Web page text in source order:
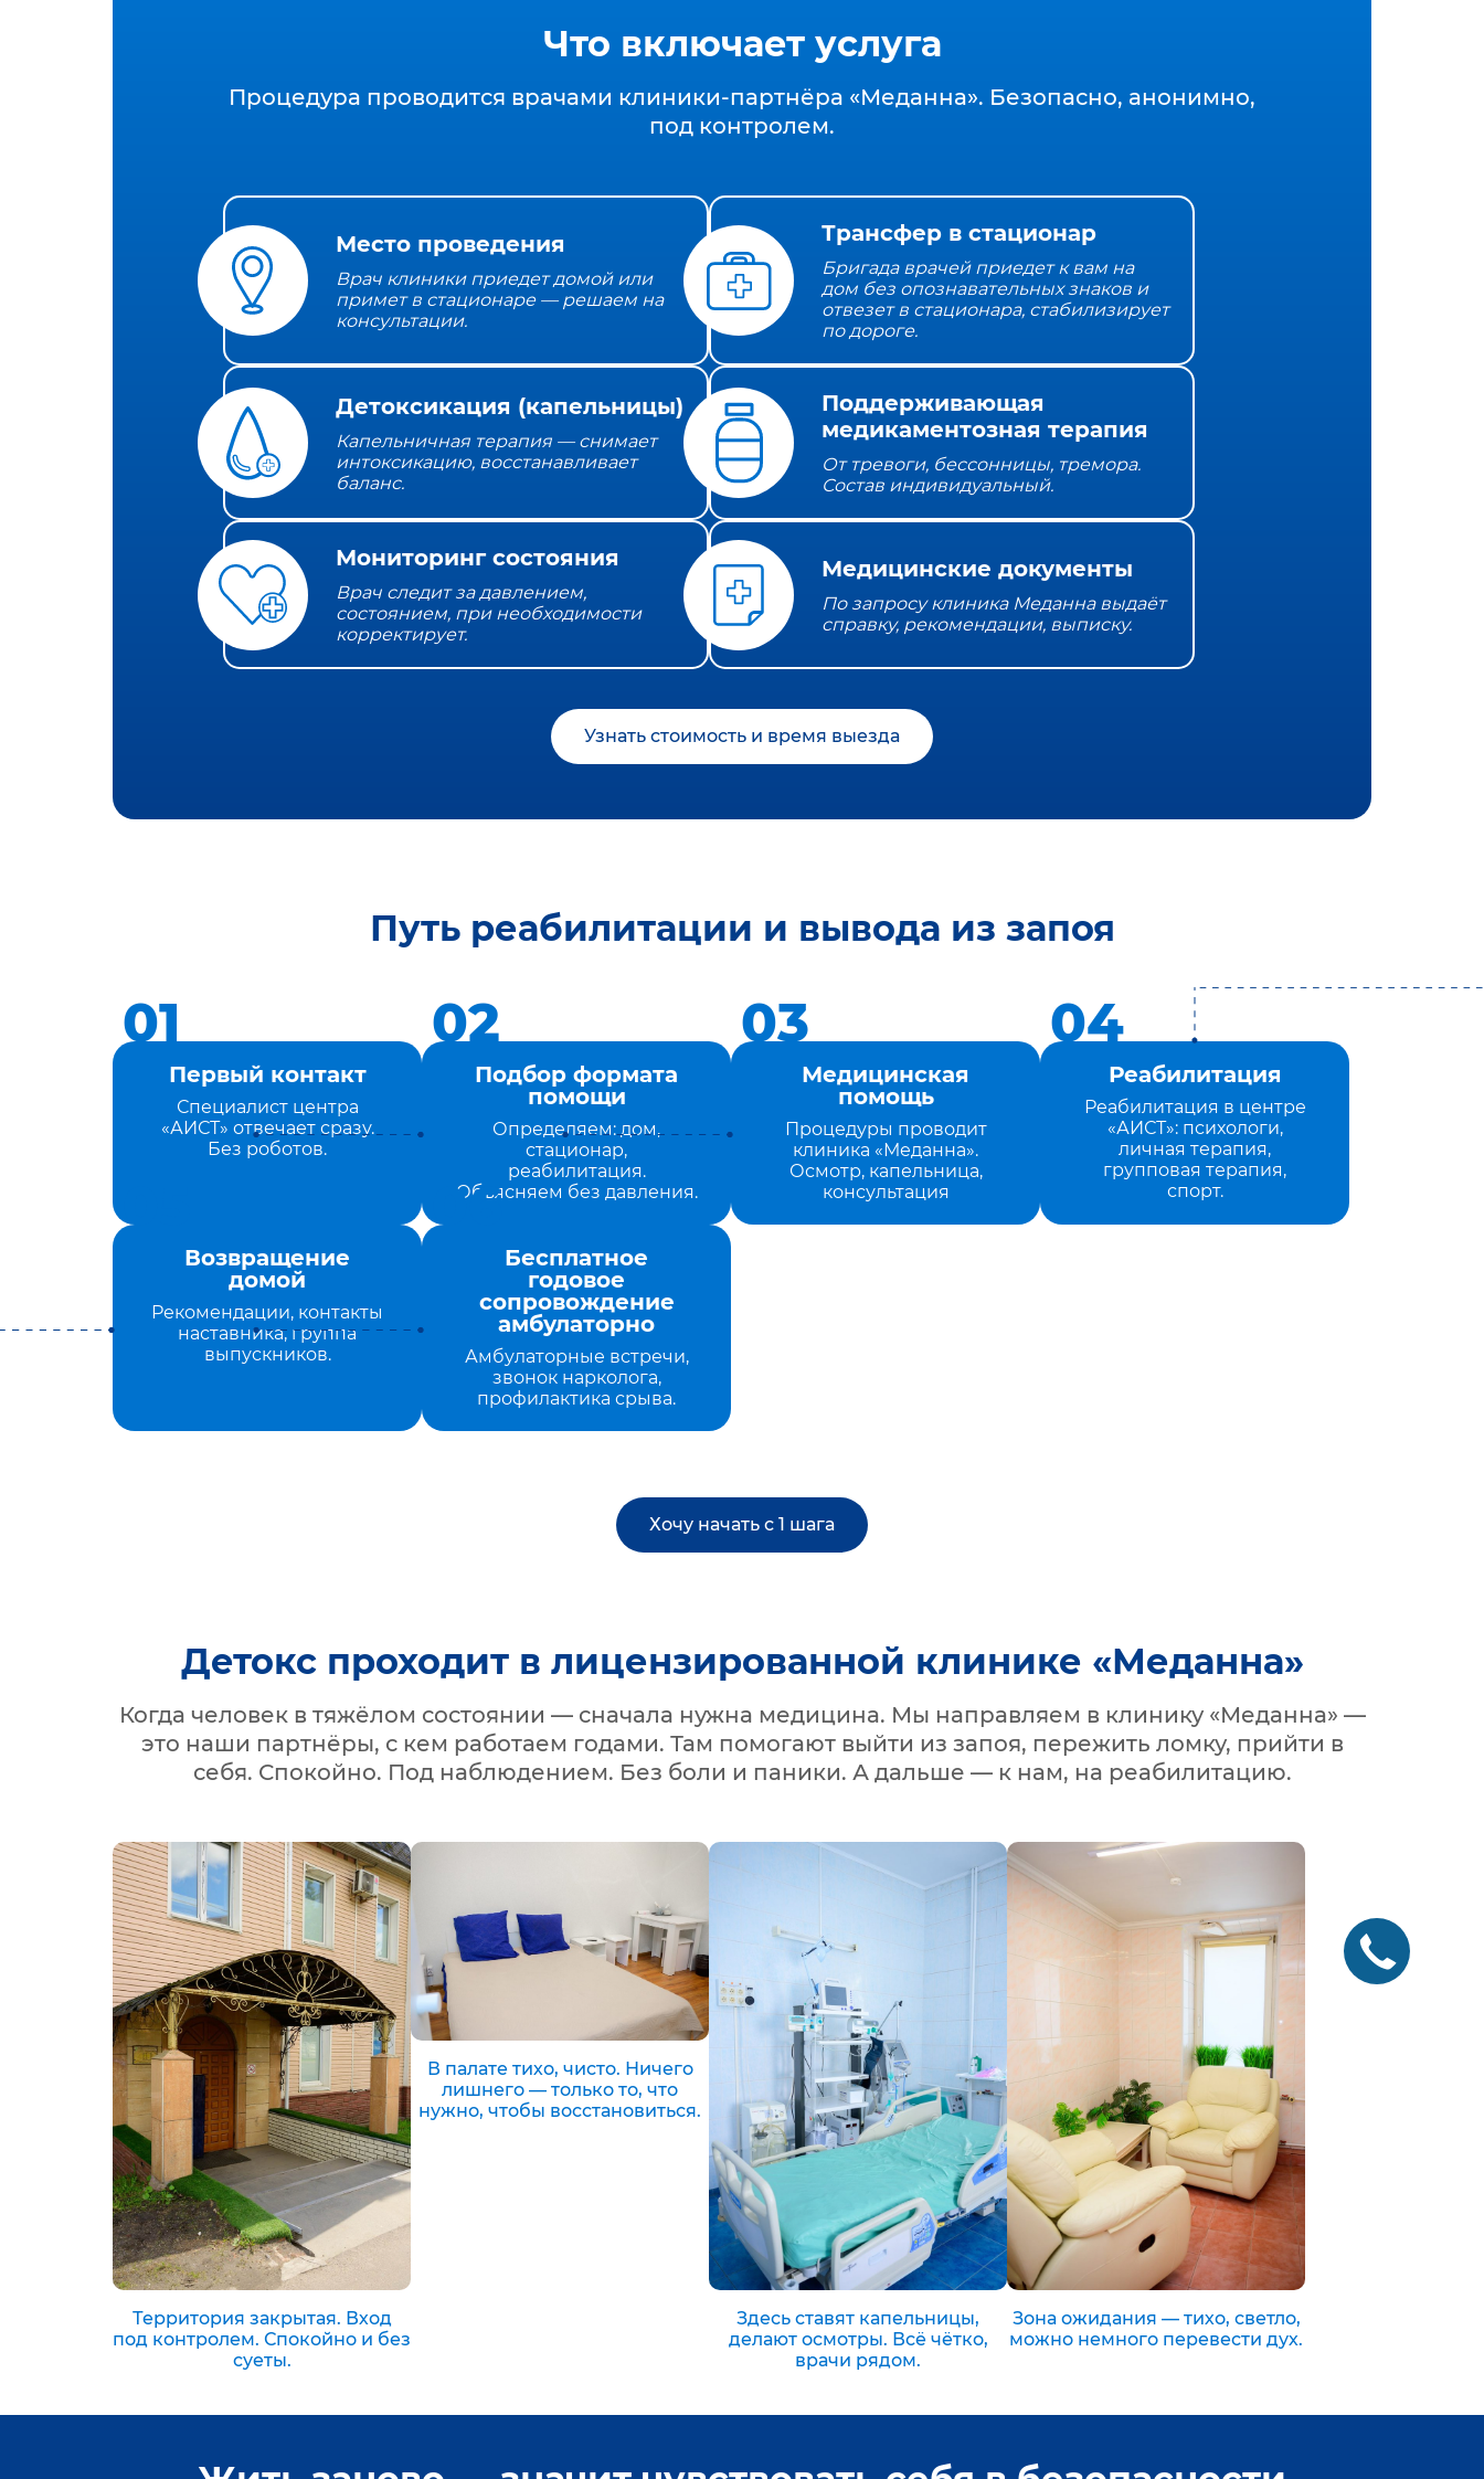
Что включает услуга
Процедура проводится врачами клиники‑партнёра «Меданна». Безопасно, анонимно,
под контролем.
Место проведения
Врач клиники приедет домой или
примет в стационаре — решаем на
консультации.
Трансфер в стационар
Бригада врачей приедет к вам на
дом без опознавательных знаков и
отвезет в стационара, стабилизирует
по дороге.
Детоксикация (капельницы)
Капельничная терапия — снимает
интоксикацию, восстанавливает
баланс.
Поддерживающая
медикаментозная терапия
От тревоги, бессонницы, тремора.
Состав индивидуальный.
Мониторинг состояния
Врач следит за давлением,
состоянием, при необходимости
корректирует.
Медицинские документы
По запросу клиника Меданна выдаёт
справку, рекомендации, выписку.
Узнать стоимость и время выезда
Путь реабилитации и вывода из запоя
Первый контакт
Специалист центра
«АИСТ» отвечает сразу.
Без роботов.
Подбор формата
помощи
Определяем: дом,
стационар,
реабилитация.
Объясняем без давления.
Медицинская
помощь
Процедуры проводит
клиника «Меданна».
Осмотр, капельница,
консультация
Реабилитация
Реабилитация в центре
«АИСТ»: психологи,
личная терапия,
групповая терапия,
спорт.
Возвращение
домой
Рекомендации, контакты
наставника, группа
выпускников.
Бесплатное
годовое
сопровождение
амбулаторно
Амбулаторные встречи,
звонок нарколога,
профилактика срыва.
Хочу начать с 1 шага
Детокс проходит в лицензированной клинике «Меданна»
Когда человек в тяжёлом состоянии — сначала нужна медицина. Мы направляем в клинику «Меданна» —
это наши партнёры, с кем работаем годами. Там помогают выйти из запоя, пережить ломку, прийти в
себя. Спокойно. Под наблюдением. Без боли и паники. А дальше — к нам, на реабилитацию.
Территория закрытая. Вход
под контролем. Спокойно и без
суеты.
В палате тихо, чисто. Ничего
лишнего — только то, что
нужно, чтобы восстановиться.
Здесь ставят капельницы,
делают осмотры. Всё чётко,
врачи рядом.
Зона ожидания — тихо, светло,
можно немного перевести дух.